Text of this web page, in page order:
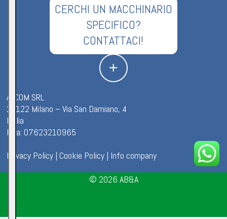
CERCHI UN MACCHINARIO
SPECIFICO?
CONTATTACI!
ALCOM SRL
20122 Milano – Via San Damiano, 4
Italia
P.iva: 07623210965
Privacy Policy |Cookie Policy | Info company
© 2026 AB&A